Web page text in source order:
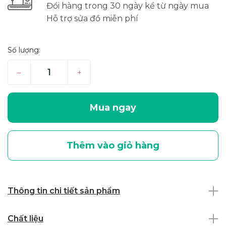
Đổi hàng trong 30 ngày kể từ ngày mua
Hỗ trợ sửa đồ miễn phí
Số lượng:
– +
Mua ngay
Thêm vào giỏ hàng
Thông tin chi tiết sản phẩm
Chất liệu